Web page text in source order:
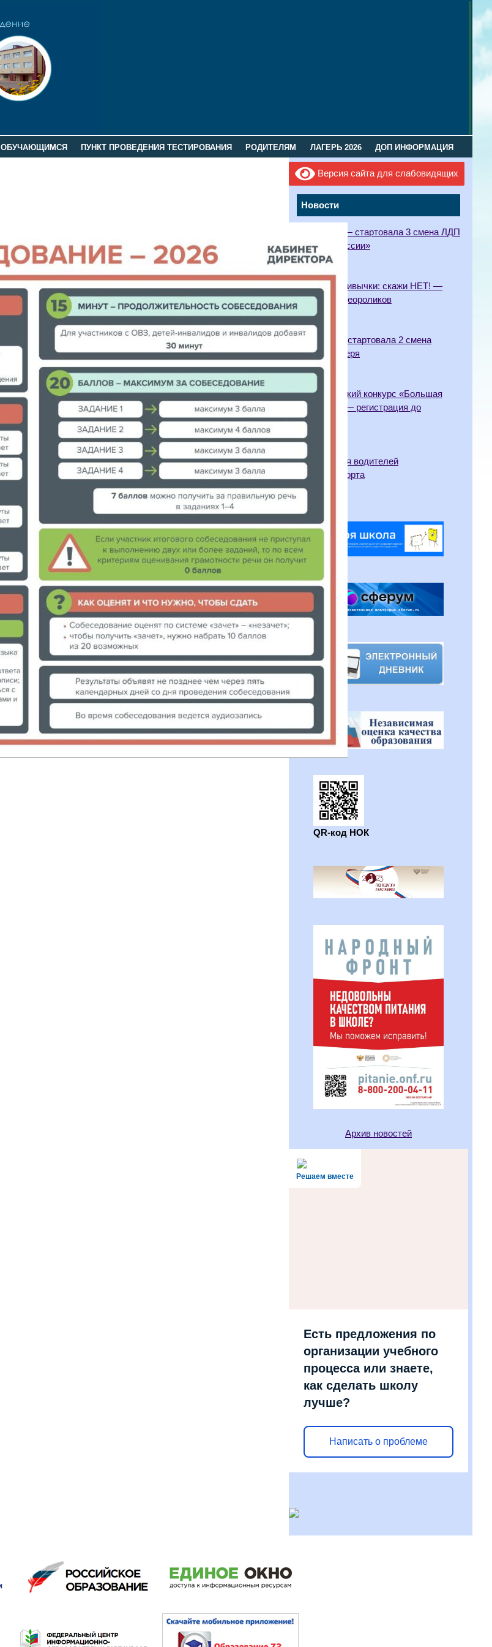
ОБУЧАЮЩИМСЯ ПУНКТ ПРОВЕДЕНИЯ ТЕСТИРОВАНИЯ РОДИТЕЛЯМ ЛАГЕРЬ 2026 ДОП ИНФОРМАЦИЯ
Версия сайта для слабовидящих
Новости
27.07.2026 — стартовала 3 смена ЛДП
«Орлята России»
27.07.2026
Вредные привычки: скажи НЕТ! —
конкурс видеороликов
02.07.2026
29.06.2026г. стартовала 2 смена
летнего лагеря
29.06.2026
Всероссийский конкурс «Большая
перемена» — регистрация до
30.05.2026
15.05.2026
Памятка для водителей
мототранспорта
12.05.2026
QR-код НОК
Архив новостей
Решаем вместе
Есть предложения по
организации учебного
процесса или знаете,
как сделать школу
лучше?
Написать о проблеме